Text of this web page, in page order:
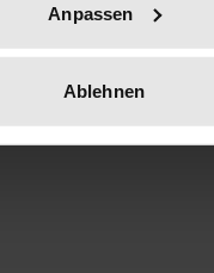
Anpassen
Ablehnen